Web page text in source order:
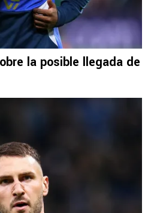
la posible llegada de